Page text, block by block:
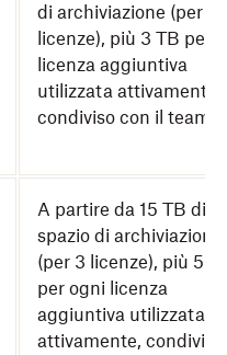
di archiviazione (per 3
licenze), più 3 TB per
licenza aggiuntiva
utilizzata attivamente,
condiviso con il team.
A partire da 15 TB di
spazio di archiviazione
(per 3 licenze), più 5
per ogni licenza
aggiuntiva utilizzata
attivamente, condiviso